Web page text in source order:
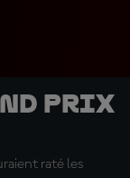
Prix
raté les